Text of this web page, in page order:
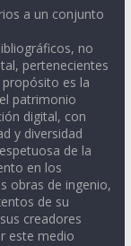
a un conjunto
no
pertenecientes
es la
patrimonio
digital, con
y diversidad
de la
en los
obras de ingenio,
de su
creadores
este medio